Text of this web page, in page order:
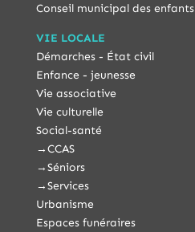
Conseil municipal des enfants
VIE LOCALE
Démarches - État civil
Enfance - jeunesse
Vie associative
Vie culturelle
Social-santé
→CCAS
→Séniors
→Services
Urbanisme
Espaces funéraires